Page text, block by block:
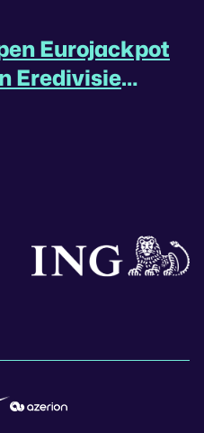
Eurojackpot
Eredivisie